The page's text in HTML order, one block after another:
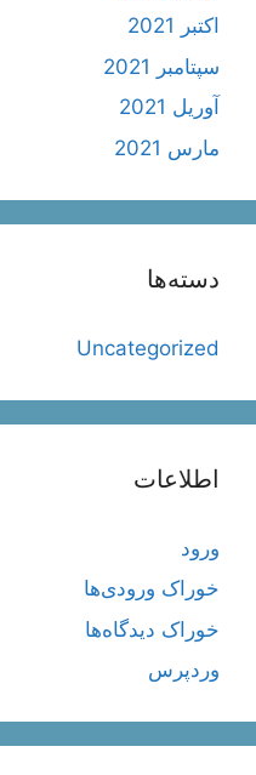
اکتبر 2021
سپتامبر 2021
آوریل 2021
مارس 2021
دسته‌ها
Uncategorized
اطلاعات
ورود
خوراک ورودی‌ها
خوراک دیدگاه‌ها
وردپرس